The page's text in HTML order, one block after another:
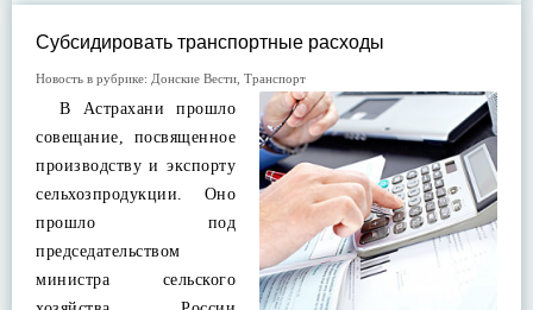
Субсидировать транспортные расходы
Новость в рубрике: Донские Вести Транспорт
В Астрахани прошло
совещание, посвященное
производству и экспорту
сельхозпродукции. Оно
прошло под
председательством
министра сельского